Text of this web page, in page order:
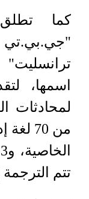
كما
اسمها،
لمحادثات
من 70
تتم الترجمة